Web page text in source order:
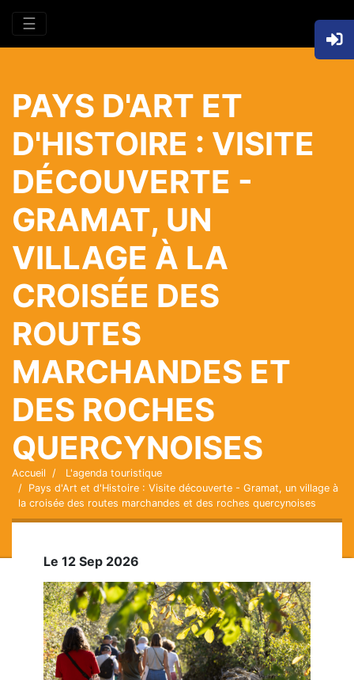
☰
PAYS D'ART ET
D'HISTOIRE : VISITE
DÉCOUVERTE -
GRAMAT, UN
VILLAGE À LA
CROISÉE DES
ROUTES
MARCHANDES ET
DES ROCHES
QUERCYNOISES
Accueil
L'agenda touristique
Pays d'Art et d'Histoire : Visite découverte - Gramat, un village à
la croisée des routes marchandes et des roches quercynoises
Le 12 Sep 2026